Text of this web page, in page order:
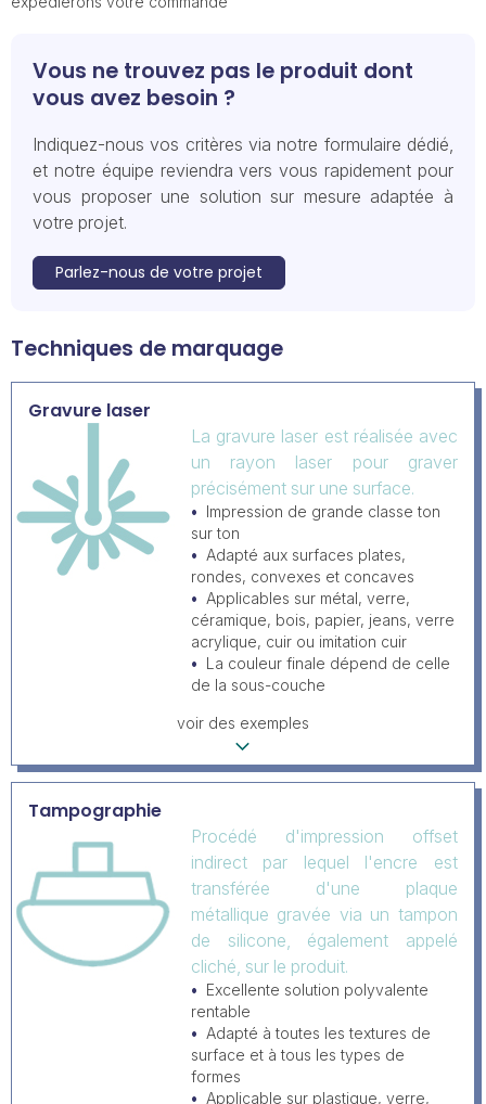
Vous ne trouvez pas le produit dont
vous avez besoin ?
Indiquez-nous vos critères via notre formulaire dédié,
et notre équipe reviendra vers vous rapidement pour
vous proposer une solution sur mesure adaptée à
votre projet.
Parlez-nous de votre projet
Techniques de marquage
Gravure laser
La gravure laser est réalisée avec
un rayon laser pour graver
précisément sur une surface.
Impression de grande classe ton
sur ton
Adapté aux surfaces plates,
rondes, convexes et concaves
Applicables sur métal, verre,
céramique, bois, papier, jeans, verre
acrylique, cuir ou imitation cuir
La couleur finale dépend de celle
de la sous-couche
voir des exemples
Tampographie
Procédé d'impression offset
indirect par lequel l'encre est
transférée d'une plaque
métallique gravée via un tampon
de silicone, également appelé
cliché, sur le produit.
Excellente solution polyvalente
rentable
Adapté à toutes les textures de
surface et à tous les types de
formes
Applicable sur plastique, verre,